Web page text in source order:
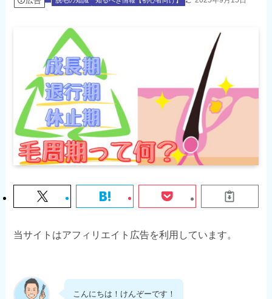
当サイトはアフィリエイト広告を利用しています。
こんにちは！けんぞーです！